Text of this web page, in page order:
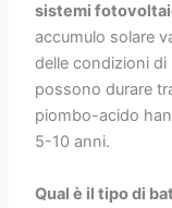
sistemi
accumulo solare
delle condizioni di
possono durare
piombo-acido
5-10 anni.
Qual è il tipo di